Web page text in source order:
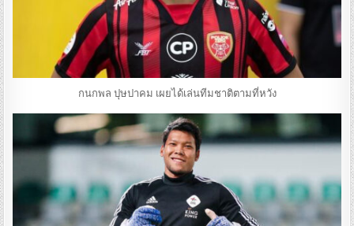
กนกพล ปุษปาคม เผยได้เล่นทีมชาติตามที่หวัง